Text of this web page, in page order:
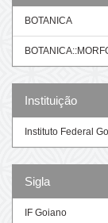
BOTANICA
Instituição
Instituto Federal
Sigla
IF Goiano